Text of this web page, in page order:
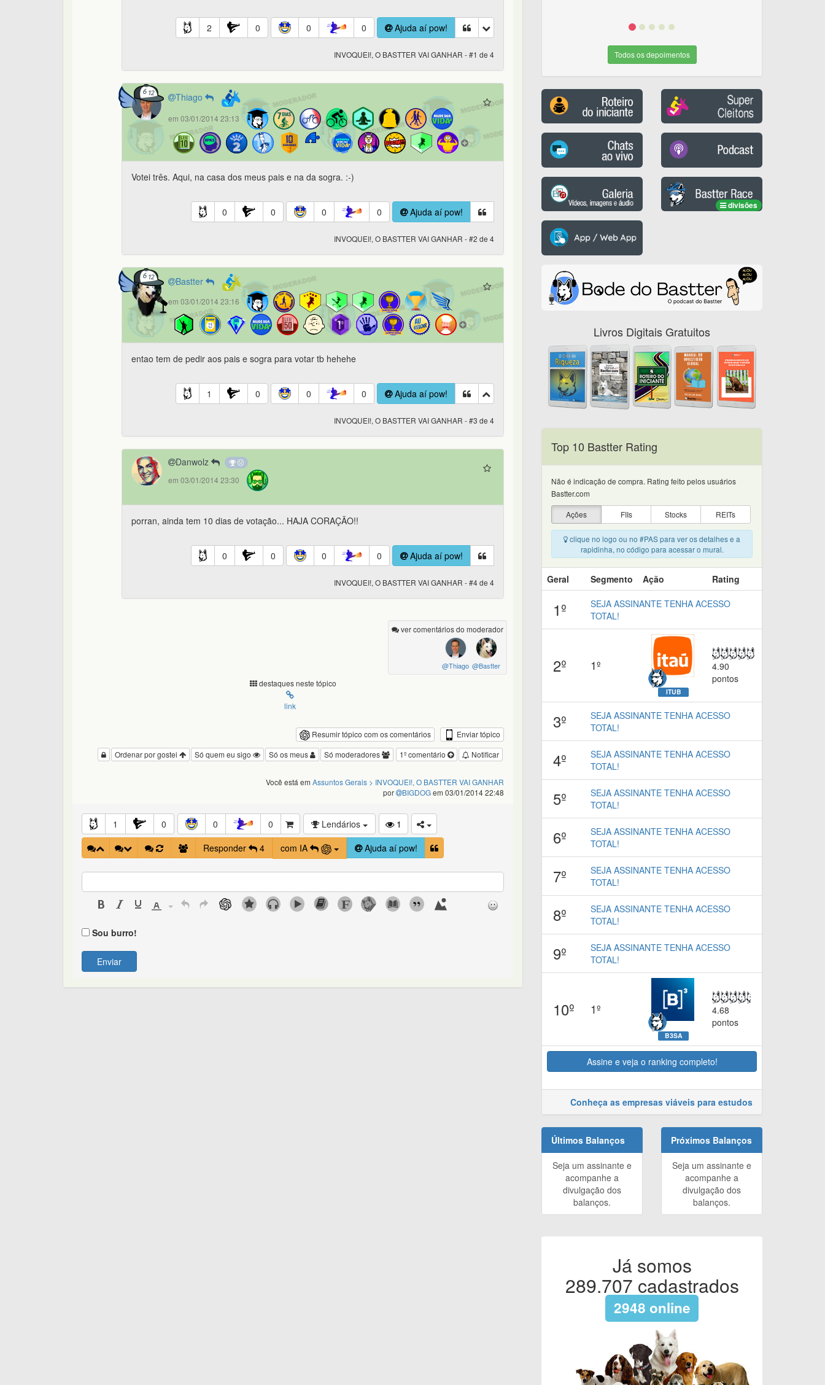
2 0 0 0 Ajuda aí pow!
INVOQUEI!, O BASTTER VAI GANHAR - #1 de 4
Thiago
em 03/01/2014 23:13
Votei três. Aqui, na casa dos meus pais e na da sogra. :-)
0 0 0 0 Ajuda aí pow!
INVOQUEI!, O BASTTER VAI GANHAR - #2 de 4
Bastter
em 03/01/2014 23:16
entao tem de pedir aos pais e sogra para votar tb hehehe
1 0 0 0 Ajuda aí pow!
INVOQUEI!, O BASTTER VAI GANHAR - #3 de 4
Danwolz
em 03/01/2014 23:30
porran, ainda tem 10 dias de votação... HAJA CORAÇÃO!!
0 0 0 0 Ajuda aí pow!
INVOQUEI!, O BASTTER VAI GANHAR - #4 de 4
ver comentários do moderador
@Bastter
@Thiago
destaques neste tópico
link
Resumir tópico com os comentários
Enviar tópico
Notificar
1º comentário
Só moderadores
Só os meus
Só quem eu sigo
Ordenar por gostei
Você está em Assuntos Gerais > INVOQUEI!, O BASTTER VAI GANHAR
por
BIGDOGem 03/01/2014 22:48
1 0 0 0 Lendários
1
Responder
4 com IA Ajuda aí pow!
Sou burro!
Enviar
Todos os depoimentos
divisões
Livros Digitais Gratuitos
Top 10 Bastter Rating
Não é indicação de compra. Rating feito pelos usuários
Bastter.com
Ações
FIIs Stocks REITs
clique no logo ou no #PAS para ver os detalhes e a
rapidinha, no código para acessar o mural.
Geral Segmento Ação Rating
1º
SEJA ASSINANTE TENHA ACESSO
TOTAL!
2º 1º
ITUB
4.90
pontos
3º
SEJA ASSINANTE TENHA ACESSO
TOTAL!
4º
SEJA ASSINANTE TENHA ACESSO
TOTAL!
5º
SEJA ASSINANTE TENHA ACESSO
TOTAL!
6º
SEJA ASSINANTE TENHA ACESSO
TOTAL!
7º
SEJA ASSINANTE TENHA ACESSO
TOTAL!
8º
SEJA ASSINANTE TENHA ACESSO
TOTAL!
9º
SEJA ASSINANTE TENHA ACESSO
TOTAL!
10º 1º
B3SA
4.68
pontos
Assine e veja o ranking completo!
Conheça as empresas viáveis para estudos
Últimos Balanços
Seja um assinante e
acompanhe a
divulgação dos
balanços.
Próximos Balanços
Seja um assinante e
acompanhe a
divulgação dos
balanços.
Já somos
289.707 cadastrados
2948 online